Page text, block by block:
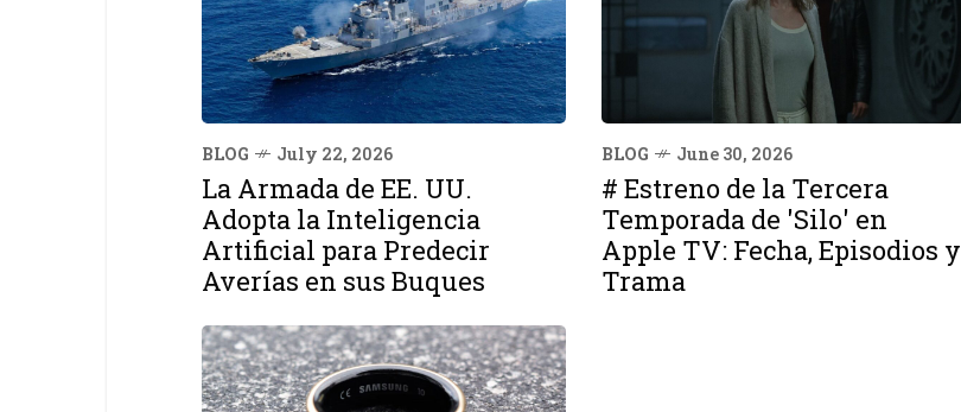
BLOG July 22, 2026
La Armada de EE. UU.
Adopta la Inteligencia
Artificial para Predecir
Averías en sus Buques
BLOG June 30, 2026
# Estreno de la Tercera
Temporada de 'Silo' en
Apple TV: Fecha, Episodios y
Trama